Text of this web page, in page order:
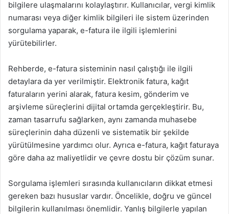
bilgilere ulaşmalarını kolaylaştırır. Kullanıcılar, vergi kimlik
numarası veya diğer kimlik bilgileri ile sistem üzerinden
sorgulama yaparak, e-fatura ile ilgili işlemlerini
yürütebilirler.
Rehberde, e-fatura sisteminin nasıl çalıştığı ile ilgili
detaylara da yer verilmiştir. Elektronik fatura, kağıt
faturaların yerini alarak, fatura kesim, gönderim ve
arşivleme süreçlerini dijital ortamda gerçekleştirir. Bu,
zaman tasarrufu sağlarken, aynı zamanda muhasebe
süreçlerinin daha düzenli ve sistematik bir şekilde
yürütülmesine yardımcı olur. Ayrıca e-fatura, kağıt faturaya
göre daha az maliyetlidir ve çevre dostu bir çözüm sunar.
Sorgulama işlemleri sırasında kullanıcıların dikkat etmesi
gereken bazı hususlar vardır. Öncelikle, doğru ve güncel
bilgilerin kullanılması önemlidir. Yanlış bilgilerle yapılan